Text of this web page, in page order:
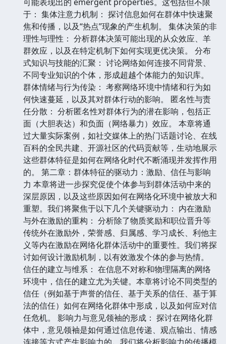
于： 集体注意力机制： 探讨信息如何在群体中快速聚
焦和传播，以及“热点”现象的产生机制。 集体决策的非
理性与理性： 分析群体决策可能出现的从众效应、羊
群效应，以及在特定机制下如何实现更优决策。 分布
式知识与技能的汇聚： 讨论网络如何连接不同背景、
不同专业知识的个体，形成超越个体能力的知识库。
群体情绪与行为传染： 考察网络环境中情绪和行为如
何快速蔓延，以及其对群体行动的影响。 匿名性与责
任分散： 分析匿名性对群体行为的潜在影响，包括正
面（大胆表达）和负面（网络暴力）效应。 本章将通
过大量实际案例，如社交媒体上的热门话题讨论、在线
百科的全民共建、开源社区的代码贡献等，生动地展示
这些群体特征是如何在网络化时代不断涌现并发挥作用
的。 第二章：群体特征的驱动力：激励、信任与影响
力 本章将进一步探究促使个体参与到群体活动中来的
深层原因，以及这些原因如何在网络化环境中被放大和
重塑。我们将聚焦于以下几个关键驱动力： 内在激励
与外在激励的重构： 分析除了物质奖励和职位晋升等
传统外在激励外，荣誉感、归属感、学习成长、利他主
义等内在激励在网络化群体活动中的重要性。我们将探
讨如何设计激励机制，以有效激发个体的参与热情。
信任的建立与维系： 在信息不对称和物理隔离的网络
环境中，信任的建立尤为关键。本章将讨论不同类型的
信任（例如基于声誉的信任、基于关系的信任、基于算
法的信任）如何在网络化群体中形成，以及如何应对信
任危机。 影响力与意见领袖的形成： 探讨在网络化群
体中，意见领袖是如何通过信息传递、观点输出、情感